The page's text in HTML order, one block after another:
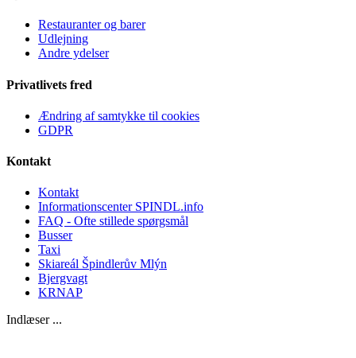
Restauranter og barer
Udlejning
Andre ydelser
Privatlivets fred
Ændring af samtykke til cookies
GDPR
Kontakt
Kontakt
Informationscenter SPINDL.info
FAQ - Ofte stillede spørgsmål
Busser
Taxi
Skiareál Špindlerův Mlýn
Bjergvagt
KRNAP
Indlæser ...